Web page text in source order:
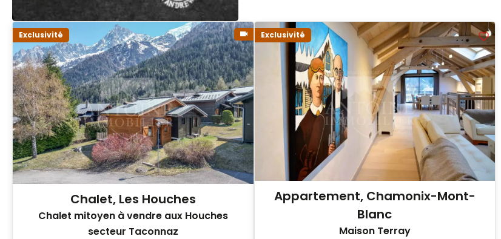
Exclusivité
Chalet, Les Houches
Chalet mitoyen à vendre aux Houches
secteur Taconnaz
Exclusivité
Appartement, Chamonix-Mont-
Blanc
Maison Terray